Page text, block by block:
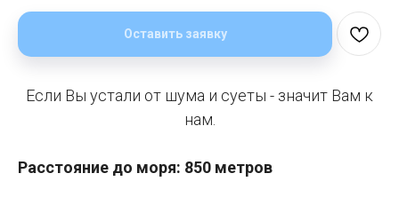
Оставить заявку
Если Вы устали от шума и суеты - значит Вам к
нам.
Расстояние до моря: 850 метров